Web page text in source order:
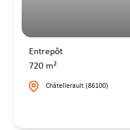
Entrepôt
720 m²
Châtellerault (86100)